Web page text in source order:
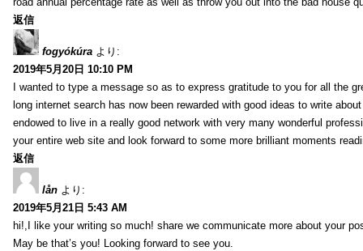
返信
fogyókúra より:
2019年5月20日 10:10 PM
I wanted to type a message so as to express gratitude to you for all the
long internet search has now been rewarded with good ideas to write
endowed to live in a really good network with very many wonderful
your entire web site and look forward to some more brilliant moments
返信
lån より:
2019年5月21日 5:43 AM
hi!,I like your writing so much! share we communicate more about your
May be that’s you! Looking forward to see you.